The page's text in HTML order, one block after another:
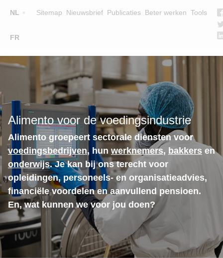
NL
FR
Sitemap Nieuwsbrief Publicaties Beter werken Tools
Main
navigation
OPLEIDINGEN
LESGEVERS
WIE ZIJN WE
TEAM
CONTACT
Alimento voor de voedingsindustrie
Alimento groepeert sectorale diensten voor
voedingsbedrijven, hun werknemers, bakkers en
onderwijs. Je kan bij ons terecht voor
opleidingen, personeels- en organisatieadvies,
financiële voordelen en aanvullend pensioen.
En, wat kunnen we voor jou doen?